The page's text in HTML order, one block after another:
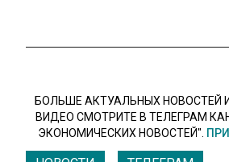
БОЛЬШЕ АКТУАЛЬНЫХ НОВОСТЕЙ
ВИДЕО СМОТРИТЕ В ТЕЛЕГРАМ
ЭКОНОМИЧЕСКИХ НОВОСТЕЙ".